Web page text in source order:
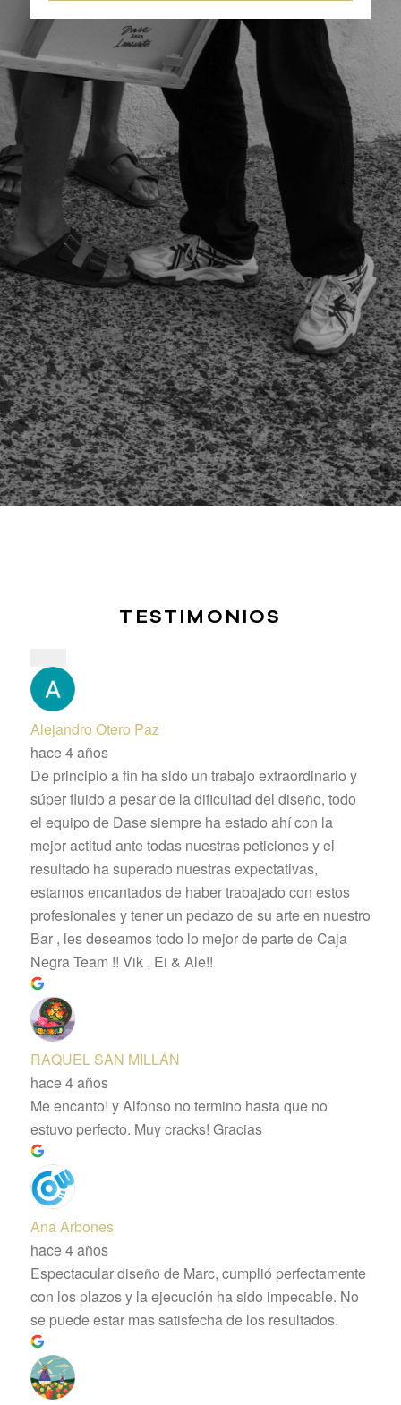
TESTIMONIOS
Alejandro Otero Paz
hace 4 años
De principio a fin ha sido un trabajo extraordinario y
súper fluido a pesar de la dificultad del diseño, todo
el equipo de Dase siempre ha estado ahí con la
mejor actitud ante todas nuestras peticiones y el
resultado ha superado nuestras expectativas,
estamos encantados de haber trabajado con estos
profesionales y tener un pedazo de su arte en nuestro
Bar , les deseamos todo lo mejor de parte de Caja
Negra Team !! Vik , Ei & Ale!!
RAQUEL SAN MILLÁN
hace 4 años
Me encanto! y Alfonso no termino hasta que no
estuvo perfecto. Muy cracks! Gracias
Ana Arbones
hace 4 años
Espectacular diseño de Marc, cumplió perfectamente
con los plazos y la ejecución ha sido impecable. No
se puede estar mas satisfecha de los resultados.